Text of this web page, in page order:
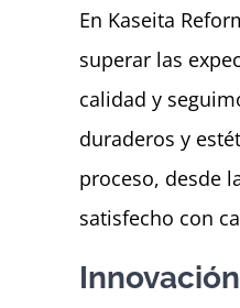
En Kaseita
superar las
calidad y
duraderos y
proceso, desde
satisfecho con